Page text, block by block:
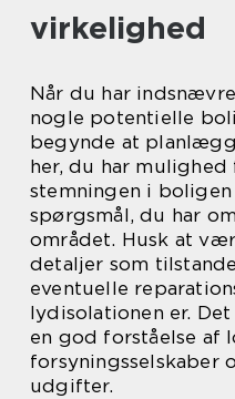
virkelighed
Når du har
nogle potentielle
begynde at
her, du har
stemningen i
spørgsmål, du har
området. Husk at
detaljer som
eventuelle
lydisolationen er.
en god forståelse af
forsyningsselskaber
udgifter.